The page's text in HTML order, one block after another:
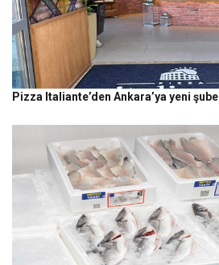
Pizza Italiante’den Ankara’ya yeni şube